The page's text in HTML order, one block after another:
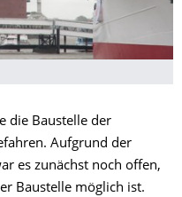
die Baustelle der
Aufgrund der
es zunächst noch offen,
Baustelle möglich ist.